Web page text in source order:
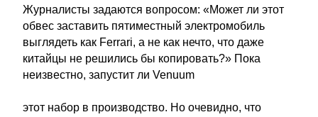
Журналисты задаются вопросом: «Может ли этот
обвес заставить пятиместный электромобиль
выглядеть как Ferrari, а не как нечто, что даже
китайцы не решились бы копировать?» Пока
неизвестно, запустит ли Venuum
этот набор в производство. Но очевидно, что